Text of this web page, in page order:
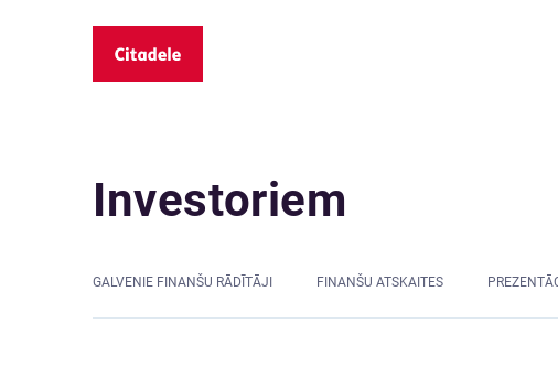
Investoriem
GALVENIE FINANŠU RĀDĪTĀJI FINANŠU ATSKAITES